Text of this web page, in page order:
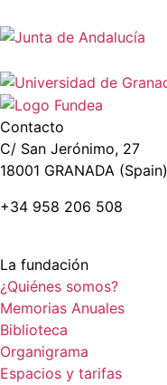
Contacto
C/ San Jerónimo, 27
18001 GRANADA (Spain)
+34 958 206 508
La fundación
¿Quiénes somos?
Memorias Anuales
Biblioteca
Organigrama
Espacios y tarifas